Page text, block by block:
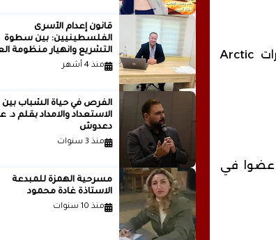
وأشارت فنلندا التي انضمت مؤخرا للحلف، إلى أن هذه مناورات Arctic
وتضم مناورات Arctic Challenge هذا العام 14 دولة، بينها 12 عضوا في
قانون إعدام الأسرى
الفلسطينيين: بين سطوة
التشريع وانهيار منظومة
الدولية...بقلم الدكتور وسيم
منذ 4 أشهر
الفرص في حياة الشباب بين
الاستعداد والامداد
دعدوش
منذ 3 سنوات
مسرحية الهمزة للمبدعة
الاستاذة غادة محمود
منذ 10 سنوات